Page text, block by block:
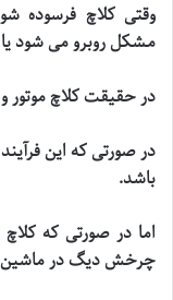
وقتی کلاچ فرسوده
مشکل روبرو می شود
در حقیقت کلاچ موتور
در صورتی که این
باشد.
اما در صورتی که
چرخش دیگ در ماشین